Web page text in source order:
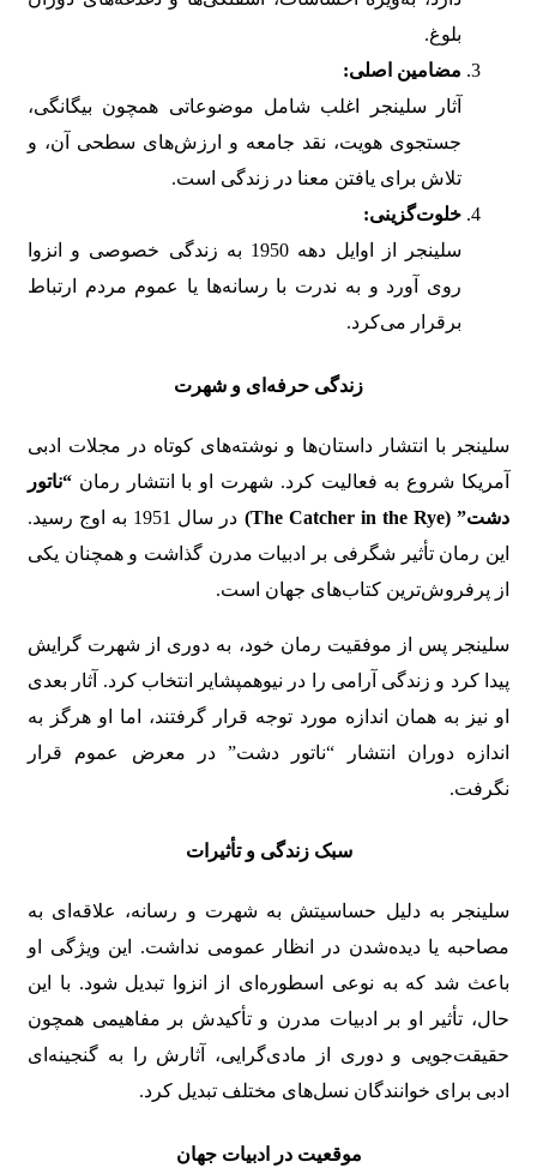
بلوغ.
مضامین اصلی:
آثار سلینجر اغلب شامل موضوعاتی همچون بیگانگی،
جستجوی هویت، نقد جامعه و ارزش‌های سطحی آن، و
تلاش برای یافتن معنا در زندگی است.
خلوت‌گزینی:
سلینجر از اوایل دهه 1950 به زندگی خصوصی و انزوا
روی آورد و به ندرت با رسانه‌ها یا عموم مردم ارتباط
برقرار می‌کرد.
زندگی حرفه‌ای و شهرت
سلینجر با انتشار داستان‌ها و نوشته‌های کوتاه در مجلات ادبی
آمریکا شروع به فعالیت کرد. شهرت او با انتشار رمان “ناتور
دشت” (The Catcher in the Rye)
در سال 1951 به اوج رسید.
این رمان تأثیر شگرفی بر ادبیات مدرن گذاشت و همچنان یکی
از پرفروش‌ترین کتاب‌های جهان است.
سلینجر پس از موفقیت رمان خود، به دوری از شهرت گرایش
پیدا کرد و زندگی آرامی را در نیوهمپشایر انتخاب کرد. آثار بعدی
او نیز به همان اندازه مورد توجه قرار گرفتند، اما او هرگز به
اندازه دوران انتشار “ناتور دشت” در معرض عموم قرار
نگرفت.
سبک زندگی و تأثیرات
سلینجر به دلیل حساسیتش به شهرت و رسانه، علاقه‌ای به
مصاحبه یا دیده‌شدن در انظار عمومی نداشت. این ویژگی او
باعث شد که به نوعی اسطوره‌ای از انزوا تبدیل شود. با این
حال، تأثیر او بر ادبیات مدرن و تأکیدش بر مفاهیمی همچون
حقیقت‌جویی و دوری از مادی‌گرایی، آثارش را به گنجینه‌ای
ادبی برای خوانندگان نسل‌های مختلف تبدیل کرد.
موقعیت در ادبیات جهان